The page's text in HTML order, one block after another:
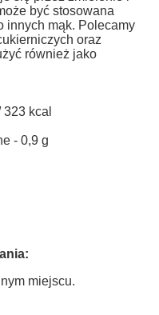
być stosowana
innych mąk. Polecamy
oraz
również jako
kcal
- 0,9 g
miejscu.